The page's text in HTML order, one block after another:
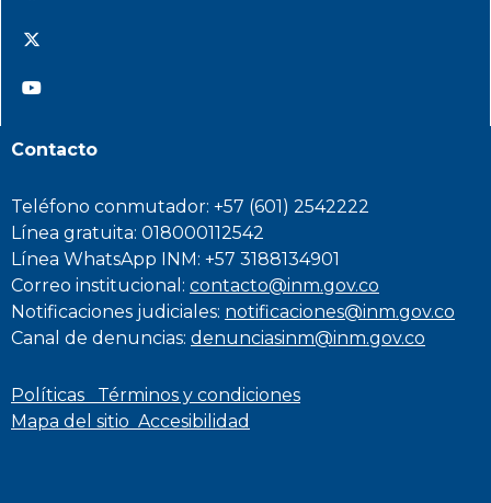
@INMdeColombia
@INMdeColombia
Contacto
Teléfono conmutador: +57 (601) 2542222
Línea gratuita: 018000112542
Línea WhatsApp INM: +57 3188134901
Correo institucional: contacto@inm.gov.co
Notificaciones judiciales: notificaciones@inm.gov.co
Canal de denuncias: denunciasinm@inm.gov.co
Políticas Términos y condiciones
Mapa del sitio Accesibilidad